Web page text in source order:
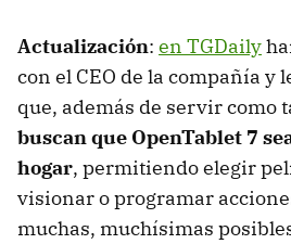
Actualización: en TGDaily
con el CEO de la compañía y
que, además de servir como
buscan que OpenTablet 7
hogar, permitiendo elegir
visionar o programar
muchas, muchísimas